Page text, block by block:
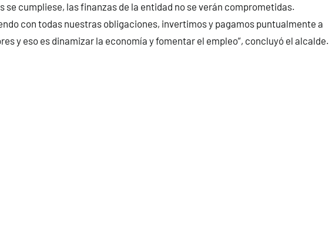
se cumpliese, las finanzas de la entidad no se verán comprometidas.
con todas nuestras obligaciones, invertimos y pagamos puntualmente a
y eso es dinamizar la economía y fomentar el empleo”, concluyó el alcalde.